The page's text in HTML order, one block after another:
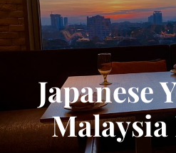
Japanese
Malaysia